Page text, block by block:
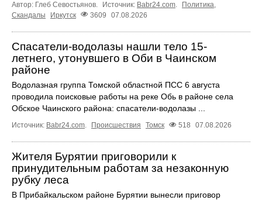
Автор: Глеб Севостьянов. Источник: Babr24.com. Политика,
Скандалы
Иркутск 3609 07.08.2026
Спасатели-водолазы нашли тело 15-
летнего, утонувшего в Оби в Чаинском
районе
Водолазная группа Томской областной ПСС 6 августа
проводила поисковые работы на реке Обь в районе села
Обское Чаинского района: спасатели-водолазы ...
Источник: Babr24.com Происшествия Томск 518 07.08.2026
Жителя Бурятии приговорили к
принудительным работам за незаконную
рубку леса
В Прибайкальском районе Бурятии вынесли приговор